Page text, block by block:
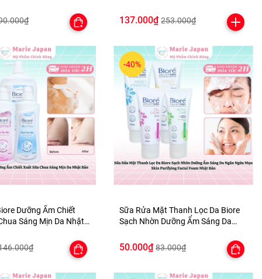
150ml
137.000₫ 253.000₫
Dưỡng Ẩm Chiết
Sáng Mịn Da Nhật
-40%
Sữa Rửa Mặt Thanh Lọc Da Biore
Sạch Nhờn Dưỡng Ẩm Sáng Da
Facial Foam Nhật Bản
50.000₫ 83.000₫